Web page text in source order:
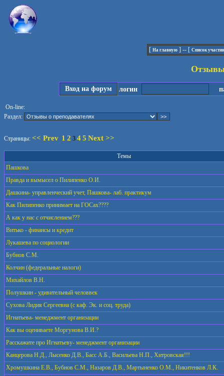
[ На главную ] -- [ Список
Отзывы
Вход на форум логин
On-line:
Раздел:
Страницы: << Prev 1 2 3 45 Next >>
Темы
Пашкова
Правда и вымысел о Пилипенко О.И.
Дашкина- управленческий учет, Пашкова- лаб. практикум
Как Пилипенко принимает на ГОСах????
А как у нас с отчислением???
Витько - финансы и кредит
Лукашева по социологии
Бубнов С.М.
Колчин (федеральные налоги)
Михайлов В.Н.
Полушкин - удивительный человвек
Сухова Лидия Сергеевна (с каф. Эк. и соц. труда)
Игнатьева- менеджмент организации
Как вы оцениваете Моргунова В.И.?
Расскажите про Игнатьеву- менеджмент организации
Канцерова Н.Д., Лысенко Д.В., Басс А.Б., Васильева Н.П., Хитровская!!!
Хромушкина Е.В., Бубнов С.М., Назаров Д.В., Мартыненко О.М., Никитенков Л.К.